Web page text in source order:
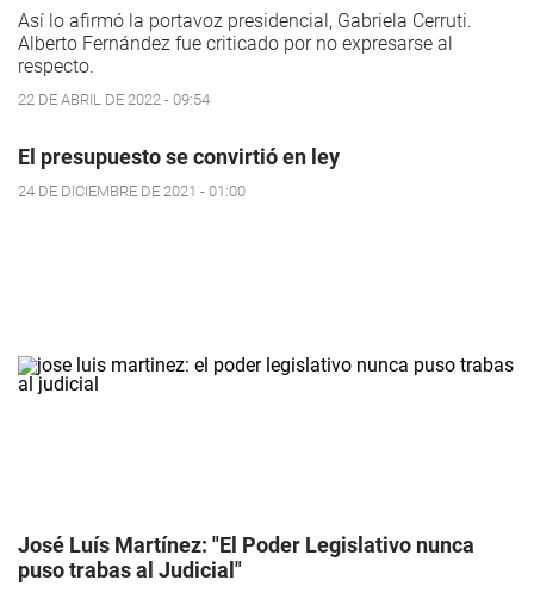
Así lo afirmó la portavoz presidencial, Gabriela Cerruti.
Alberto Fernández fue criticado por no expresarse al
respecto.
22 DE ABRIL DE 2022 - 09:54
El presupuesto se convirtió en ley
24 DE DICIEMBRE DE 2021 - 01:00
José Luís Martínez: "El Poder Legislativo nunca
puso trabas al Judicial"